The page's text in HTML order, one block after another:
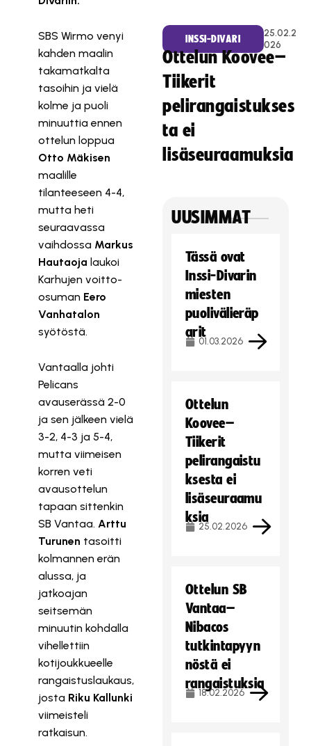
SBS Wirmo venyi
kahden maalin
takamatkalta
tasoihin ja vielä
kolme ja puoli
minuuttia ennen
ottelun loppua
Otto Mäkisen
maalille
tilanteeseen 4-4,
mutta heti
seuraavassa
vaihdossa Markus
Hautaoja laukoi
Karhujen voitto-
osuman Eero
Vanhatalon
syötöstä.
Vantaalla johti
Pelicans
avauserässä 2-0
ja sen jälkeen vielä
3-2, 4-3 ja 5-4,
mutta viimeisen
korren veti
avausottelun
tapaan sittenkin
SB Vantaa. Arttu
Turunen tasoitti
kolmannen erän
alussa, ja
jatkoajan
seitsemän
minuutin kohdalla
vihellettiin
kotijoukkueelle
rangaistuslaukaus,
josta Riku Kallunki
viimeisteli
ratkaisun.
INSSI-DIVARI
25.02.2
026
Ottelun Koovee–
Tiikerit
pelirangaistukses
ta ei
lisäseuraamuksia
UUSIMMAT
Tässä ovat
Inssi-Divarin
miesten
puolivälieräp
arit
01.03.2026
Ottelun
Koovee–
Tiikerit
pelirangaistu
ksesta ei
lisäseuraamu
ksia
25.02.2026
Ottelun SB
Vantaa–
Nibacos
tutkintapyyn
nöstä ei
rangaistuksia
18.02.2026